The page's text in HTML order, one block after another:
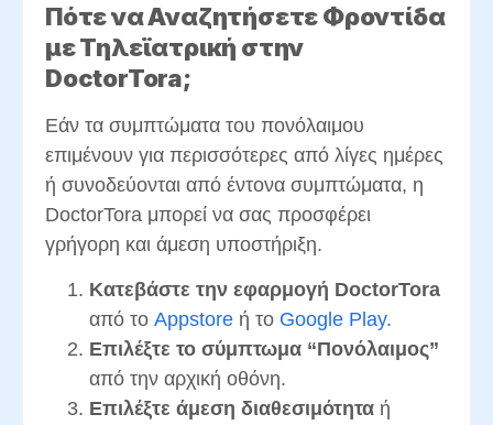
Πότε να Αναζητήσετε Φροντίδα
με Τηλεϊατρική στην
DoctorTora;
Εάν τα συμπτώματα του πονόλαιμου
επιμένουν για περισσότερες από λίγες ημέρες
ή συνοδεύονται από έντονα συμπτώματα, η
DoctorTora μπορεί να σας προσφέρει
γρήγορη και άμεση υποστήριξη.
Κατεβάστε την εφαρμογή DoctorTora
από το Appstore ή το Google Play.
Επιλέξτε το σύμπτωμα “Πονόλαιμος”
από την αρχική οθόνη.
Επιλέξτε άμεση διαθεσιμότητα ή